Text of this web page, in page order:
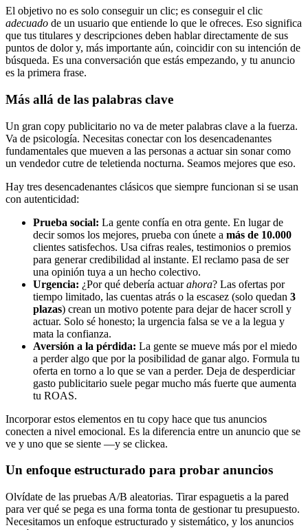
El objetivo no es solo conseguir un clic; es conseguir el clic
adecuado de un usuario que entiende lo que le ofreces. Eso significa
que tus titulares y descripciones deben hablar directamente de sus
puntos de dolor y, más importante aún, coincidir con su intención de
búsqueda. Es una conversación que estás empezando, y tu anuncio
es la primera frase.
Más allá de las palabras clave
Un gran copy publicitario no va de meter palabras clave a la fuerza.
Va de psicología. Necesitas conectar con los desencadenantes
fundamentales que mueven a las personas a actuar sin sonar como
un vendedor cutre de teletienda nocturna. Seamos mejores que eso.
Hay tres desencadenantes clásicos que siempre funcionan si se usan
con autenticidad:
Prueba social: La gente confía en otra gente. En lugar de
decir somos los mejores, prueba con únete a más de 10.000
clientes satisfechos. Usa cifras reales, testimonios o premios
para generar credibilidad al instante. El reclamo pasa de ser
una opinión tuya a un hecho colectivo.
Urgencia: ¿Por qué debería actuarahora? Las ofertas por
tiempo limitado, las cuentas atrás o la escasez (solo quedan 3
plazas) crean un motivo potente para dejar de hacer scroll y
actuar. Solo sé honesto; la urgencia falsa se ve a la legua y
mata la confianza.
Aversión a la pérdida: La gente se mueve más por el miedo
a perder algo que por la posibilidad de ganar algo. Formula tu
oferta en torno a lo que se van a perder. Deja de desperdiciar
gasto publicitario suele pegar mucho más fuerte que aumenta
tu ROAS.
Incorporar estos elementos en tu copy hace que tus anuncios
conecten a nivel emocional. Es la diferencia entre un anuncio que se
ve y uno que se siente —y se clickea.
Un enfoque estructurado para probar anuncios
Olvídate de las pruebas A/B aleatorias. Tirar espaguetis a la pared
para ver qué se pega es una forma tonta de gestionar tu presupuesto.
Necesitamos un enfoque estructurado y sistemático, y los anuncios